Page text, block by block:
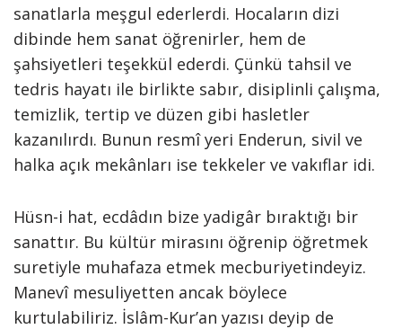
sanatlarla meşgul ederlerdi. Hocaların dizi
dibinde hem sanat öğrenirler, hem de
şahsiyetleri teşekkül ederdi. Çünkü tahsil ve
tedris hayatı ile birlikte sabır, disiplinli çalışma,
temizlik, tertip ve düzen gibi hasletler
kazanılırdı. Bunun resmî yeri Enderun, sivil ve
halka açık mekânları ise tekkeler ve vakıflar idi.
Hüsn-i hat, ecdâdın bize yadigâr bıraktığı bir
sanattır. Bu kültür mirasını öğrenip öğretmek
suretiyle muhafaza etmek mecburiyetindeyiz.
Manevî mesuliyetten ancak böylece
kurtulabiliriz. İslâm-Kur’an yazısı deyip de